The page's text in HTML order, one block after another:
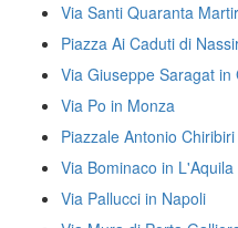
Via Santi Quaranta
Piazza Ai Caduti di
Via Giuseppe Saragat in
Via Po in Monza
Piazzale Antonio
Via Bominaco in L'Aquila
Via Pallucci in Napoli